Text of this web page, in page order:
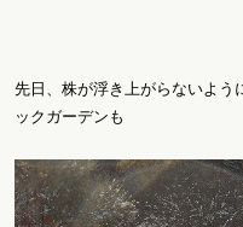
先日、株が浮き上がらないよう
ックガーデンも